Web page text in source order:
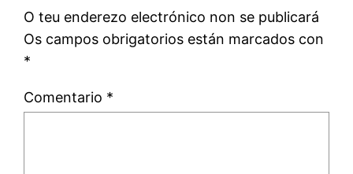
O teu enderezo electrónico non se publicará
Os campos obrigatorios están marcados con
*
Comentario *